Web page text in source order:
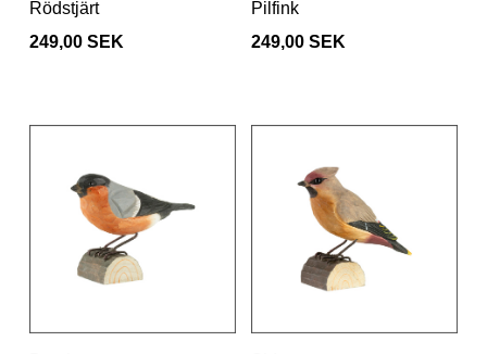
Rödstjärt
249,00 SEK
Pilfink
249,00 SEK